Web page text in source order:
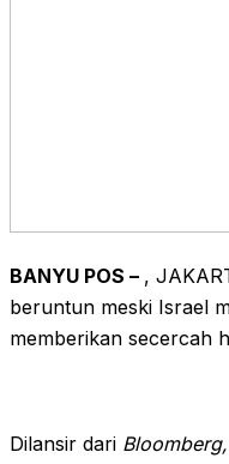
BANYU POS – ,
beruntun meski Israel
memberikan secercah
Dilansir dari Bloomberg,